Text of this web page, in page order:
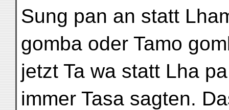
Sung pan an statt
gomba oder Tamo
jetzt Ta wa statt Lha
immer Tasa sagten.